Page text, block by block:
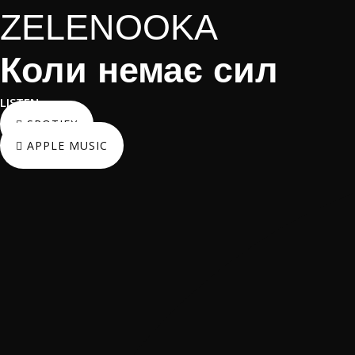
ZELENOOKA
Коли немає сил
LISTEN
SPOTIFY
APPLE MUSIC